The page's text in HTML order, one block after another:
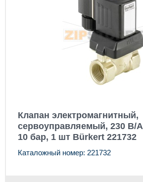
Клапан электромагнитный,
сервоуправляемый, 230 В/
10 бар, 1 шт Bürkert 221732
Каталожный номер: 221732